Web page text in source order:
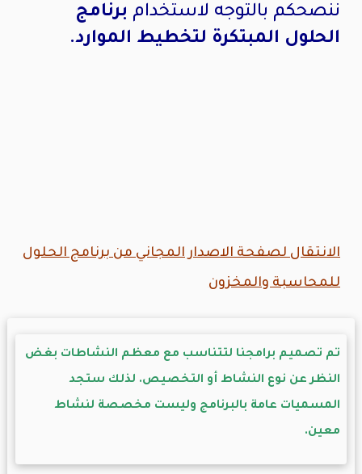
ننصحكم بالتوجه لاستخدام برنامج
الحلول المبتكرة لتخطيط الموارد.
الانتقال لصفحة الاصدار المجاني من برنامج الحلول
للمحاسبة والمخزون
تم تصميم برامجنا لتتناسب مع معظم النشاطات بغض
النظر عن نوع النشاط أو التخصيص. لذلك ستجد
المسميات عامة بالبرنامج وليست مخصصة لنشاط
معين.